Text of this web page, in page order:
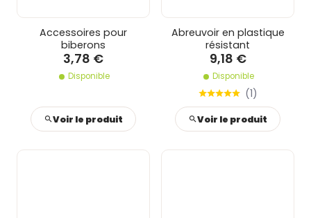
Accessoires pour
biberons
3,78 €
Disponible
Voir le produit
Abreuvoir en plastique
résistant
9,18 €
Disponible
(1)
Voir le produit